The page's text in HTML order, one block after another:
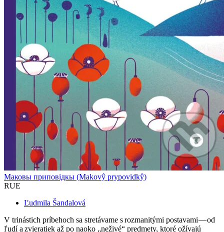
Маковы приповідкы (Makovŷ prypovidkŷ)
RUE
Ľudmila Šandalová
V trinástich príbehoch sa stretávame s rozmanitými postavami — od
ľudí a zvieratiek až po naoko „neživé“ predmety, ktoré ožívajú